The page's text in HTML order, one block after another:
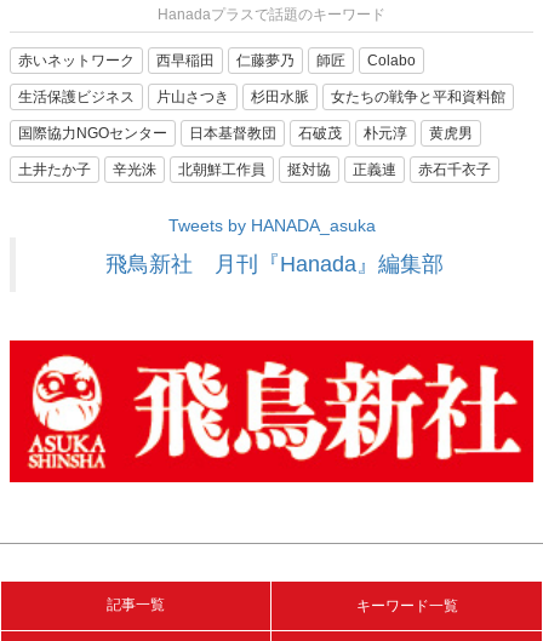
Hanadaプラスで話題のキーワード
赤いネットワーク 西早稲田 仁藤夢乃 師匠 Colabo
生活保護ビジネス 片山さつき 杉田水脈 女たちの戦争と平和資料館
国際協力NGOセンター 日本基督教団 石破茂 朴元淳 黄虎男
土井たか子 辛光洙 北朝鮮工作員 挺対協 正義連 赤石千衣子
Tweets by HANADA_asuka
飛鳥新社 月刊『Hanada』編集部
記事一覧 キーワード一覧